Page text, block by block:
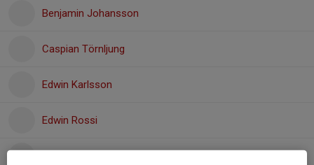
Benjamin Johansson
Caspian Törnljung
Edwin Karlsson
Edwin Rossi